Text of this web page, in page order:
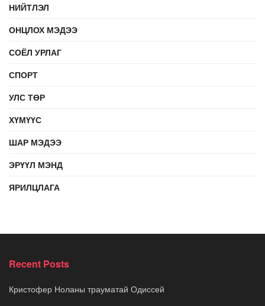
НИЙТЛЭЛ
ОНЦЛОХ МЭДЭЭ
СОЁЛ УРЛАГ
СПОРТ
УЛС ТӨР
ХҮМҮҮС
ШАР МЭДЭЭ
ЭРҮҮЛ МЭНД
ЯРИЛЦЛАГА
Recent Posts
Кристофер Ноланы трауматай Одиссей